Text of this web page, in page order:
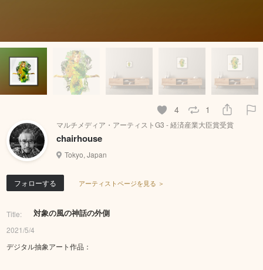
4 1
マルチメディア・アーティストG3 - 経済産業大臣賞受賞
chairhouse
Tokyo, Japan
フォローする アーティストページを見る ＞
Title: 対象の風の神話の外側
2021/5/4
デジタル抽象アート作品：